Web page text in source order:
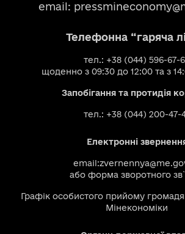
email:
Телефонна “гаряча
тел.: +38 (044) 596-67-
щоденно з 09:30 до 12:00 та з
Запобігання та протидія
тел.: +38 (044) 200-47-
Електронні
email:
або форма зворотного
Графік особистого прийому
Мінекономіки